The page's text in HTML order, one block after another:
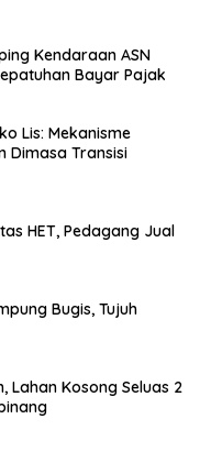
Kendaraan ASN
Bayar Pajak
Lis: Mekanisme
Dimasa Transisi
HET, Pedagang Jual
Bugis, Tujuh
Lahan Kosong Seluas 2